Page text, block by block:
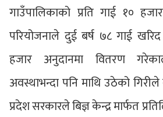
गाउँपालिकाको प्रति गाई १०
परियोजनाले दुई बर्ष ७८ गाई
हजार अनुदानमा वितरण
अवस्थाभन्दा पनि माथि उठेको
प्रदेश सरकारले बिज्ञ केन्द्र मार्फत